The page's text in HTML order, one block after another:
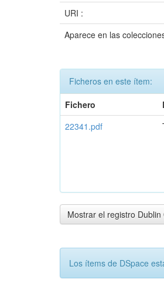
URI :
Aparece en las
Ficheros en este ítem:
Fichero
22341.pdf
Mostrar el registro
Los ítems de DSpace